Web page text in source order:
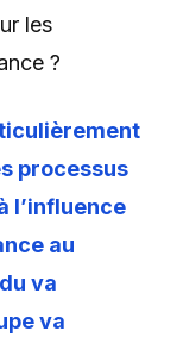
les
?
processus
l’influence
au
va
va